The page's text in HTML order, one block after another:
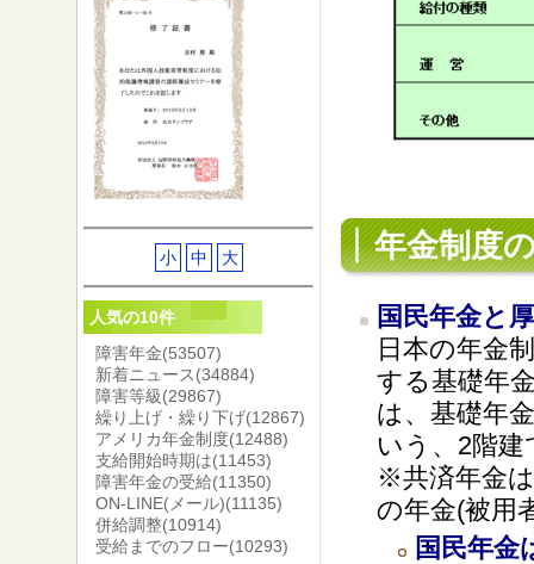
年金制度
国民年金と
日本の年金
する基礎年
は、基礎年
いう、2階
※共済年金
の年金(被用
国民年金
小 中 大
人気の10件
障害年金(53507)
新着ニュース(34884)
障害等級(29867)
繰り上げ・繰り下げ(12867)
アメリカ年金制度(12488)
支給開始時期は(11453)
障害年金の受給(11350)
ON-LINE(メール)(11135)
併給調整(10914)
受給までのフロー(10293)